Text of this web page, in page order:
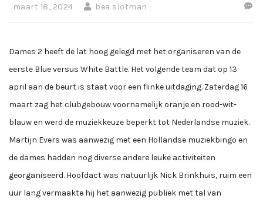
maart 18, 2024 bea slotman
Dames 2 heeft de lat hoog gelegd met het organiseren van de
eerste Blue versus White Battle. Het volgende team dat op 13
april aan de beurt is staat voor een flinke uitdaging. Zaterdag 16
maart zag het clubgebouw voornamelijk oranje en rood-wit-
blauw en werd de muziekkeuze beperkt tot Nederlandse muziek.
Martijn Evers was aanwezig met een Hollandse muziekbingo en
de dames hadden nog diverse andere leuke activiteiten
georganiseerd. Hoofdact was natuurlijk Nick Brinkhuis, ruim een
uur lang vermaakte hij het aanwezig publiek met tal van